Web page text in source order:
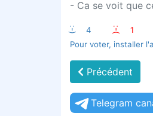
- Ca se voit que
:-) 4 :-(
1
Pour voter, installer
Précédent
Telegram